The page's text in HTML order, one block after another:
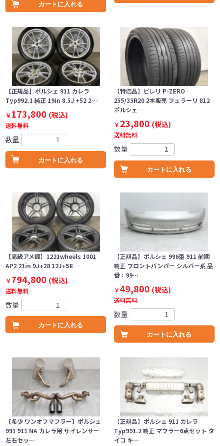
カートに入れる
【正規品】ポルシェ 911 カレラ
Typ992.1 純正 19in 8.5J +52 2…
￥173,800 (税込)
送料無料
数量
カートに入れる
【特価品】ピレリ P-ZERO
255/35R20 2本販売 フェラーリ 812
ポルシェ…
￥23,800 (税込)
送料無料
数量
カートに入れる
【高級アメ鍛】1221wheels 1001
AP2 21in 9J+28 12J+58 …
￥794,800 (税込)
送料無料
数量
カートに入れる
【正規品】ポルシェ 996型 911 前期
純正 フロントバンパー シルバー系 品
番：99…
￥49,800 (税込)
送料無料
数量
カートに入れる
【希少 ワンオフマフラー】ポルシェ
991 911 NA カレラ用 サイレンサー
左右セッ…
【正規品】ポルシェ 911 カレラ
Typ991.2 純正 マフラー6点セット タ
イコ キ…